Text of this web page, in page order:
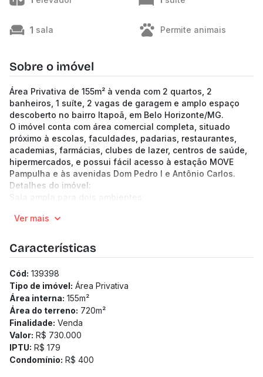
1 sala Permite animais
Sobre o imóvel
Área Privativa de 155m² à venda com 2 quartos, 2
banheiros, 1 suíte, 2 vagas de garagem e amplo espaço
descoberto no bairro Itapoã, em Belo Horizonte/MG.
O imóvel conta com área comercial completa, situado
próximo à escolas, faculdades, padarias, restaurantes,
academias, farmácias, clubes de lazer, centros de saúde,
hipermercados, e possui fácil acesso à estação MOVE
Pampulha e às avenidas Dom Pedro I e Antônio Carlos.
Detalhes do imóvel:
Sala ampla para dois ambientes;
1 Banheiro social;
Área de serviço completa e independente;
Ampla área privativa com espaços cobertos e descobertos;
(Os preços e informações poderão sofrer mudanças.
Solicitamos a confirmação com nossa equipe).
Ver mais
Características
Cód: 139398
Tipo de imóvel: Área Privativa
Área interna: 155m²
Área do terreno: 720m²
Finalidade: Venda
Valor: R$ 730.000
IPTU: R$ 179
Condomínio: R$ 400